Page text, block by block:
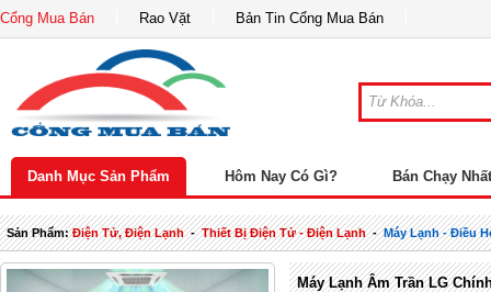
Cổng Mua Bán Rao Vặt Bản Tin Cổng Mua Bán
Danh Mục Sản Phẩm Hôm Nay Có Gì? Bán Chạy Nhất
Sản Phẩm:Điện Tử, Điện Lạnh-Thiết Bị Điện Tử - Điện Lạnh-Máy Lạnh - Điều
Máy Lạnh Âm Trần LG